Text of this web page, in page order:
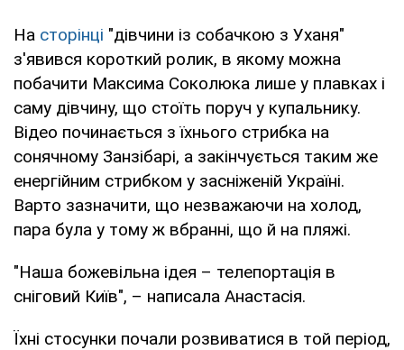
На сторінці "дівчини із собачкою з Уханя"
з'явився короткий ролик, в якому можна
побачити Максима Соколюка лише у плавках і
саму дівчину, що стоїть поруч у купальнику.
Відео починається з їхнього стрибка на
сонячному Занзібарі, а закінчується таким же
енергійним стрибком у засніженій Україні.
Варто зазначити, що незважаючи на холод,
пара була у тому ж вбранні, що й на пляжі.
"Наша божевільна ідея – телепортація в
сніговий Київ", – написала Анастасія.
Їхні стосунки почали розвиватися в той період,